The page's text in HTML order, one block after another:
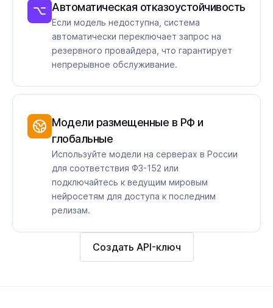
Автоматическая отказоустойчивость
Если модель недоступна, система
автоматически переключает запрос на
резервного провайдера, что гарантирует
непрерывное обслуживание.
Модели размещенные в РФ и
глобальные
Используйте модели на серверах в России
для соответствия ФЗ-152 или
подключайтесь к ведущим мировым
нейросетям для доступа к последним
релизам.
Создать API-ключ